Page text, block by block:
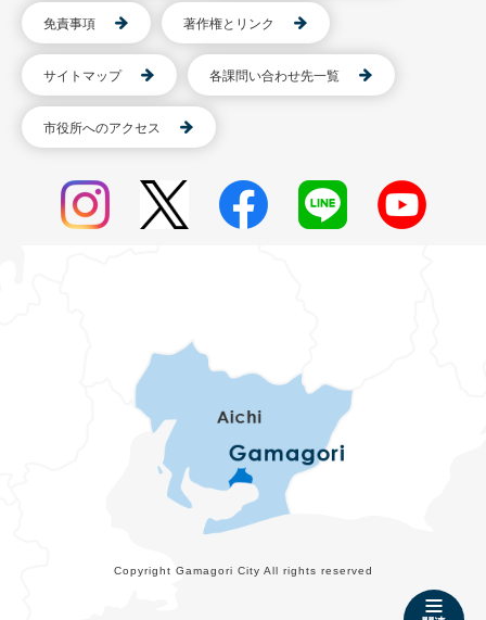
免責事項 著作権とリンク
サイトマップ 各課問い合わせ先一覧
市役所へのアクセス
Copyright Gamagori City All rights reserved